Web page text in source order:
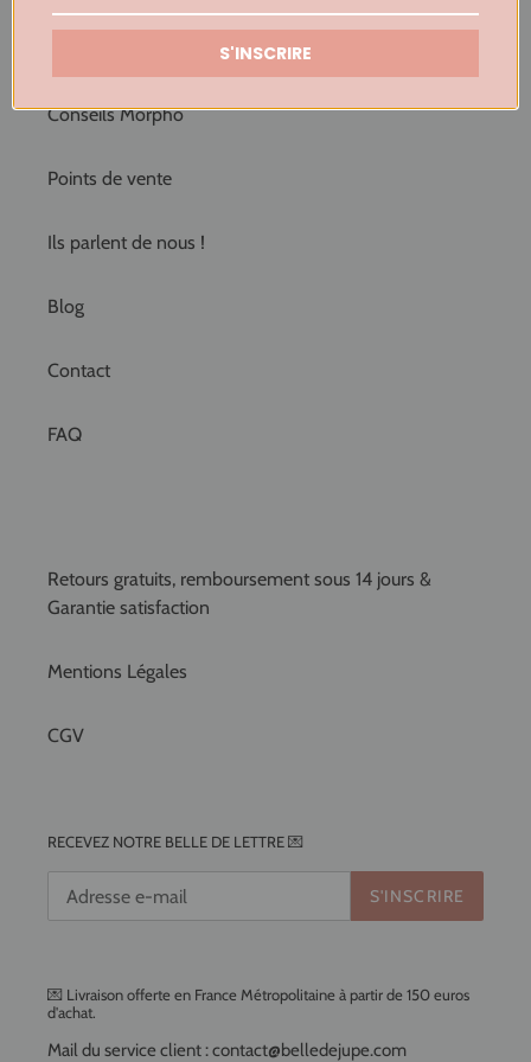
Conseils Morpho
Points de vente
Ils parlent de nous !
Blog
Contact
FAQ
Retours gratuits, remboursement sous 14 jours &
Garantie satisfaction
Mentions Légales
CGV
RECEVEZ NOTRE BELLE DE LETTRE 💌
S'INSCRIRE
💌 Livraison offerte en France Métropolitaine à partir de 150 euros
d'achat.
Mail du service client : contact@belledejupe.com
S'INSCRIRE